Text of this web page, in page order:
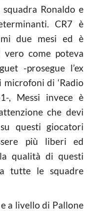
Ronaldo e
CR7 è
due mesi ed è
come poteva
-prosegue l’ex
di ‘Radio
, Messi invece è
che devi
questi giocatori
più liberi ed
qualità di questi
tutte le squadre
a livello di Pallone